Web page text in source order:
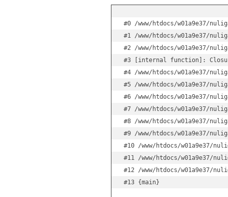
#0 /www/htdocs/w01a9e37/
#1 /www/htdocs/w01a9e37/
#2 /www/htdocs/w01a9e37/
#3 [internal function]:
#4 /www/htdocs/w01a9e37/
#5 /www/htdocs/w01a9e37/
#6 /www/htdocs/w01a9e37/
#7 /www/htdocs/w01a9e37/
#8 /www/htdocs/w01a9e37/
#9 /www/htdocs/w01a9e37/
#10 /www/htdocs/w01a9e37/
#11 /www/htdocs/w01a9e37/
#12 /www/htdocs/w01a9e37/
#13 {main}